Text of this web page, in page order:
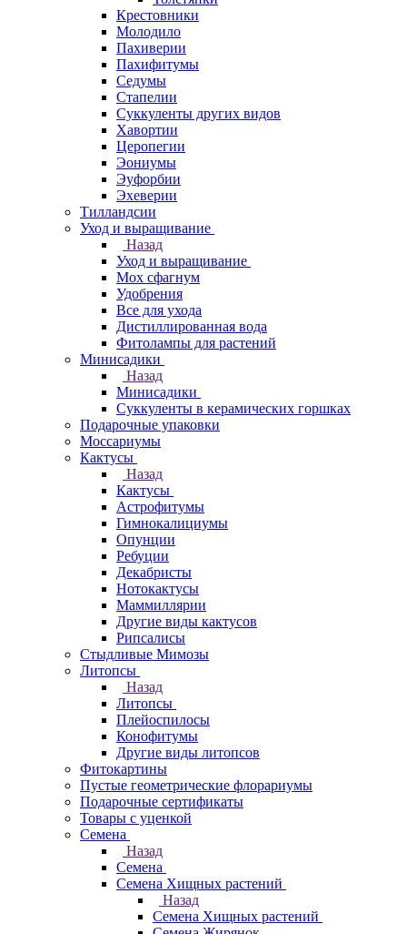
Крестовники
Молодило
Пахиверии
Пахифитумы
Седумы
Стапелии
Суккуленты других видов
Хавортии
Церопегии
Эониумы
Эуфорбии
Эхеверии
Тилландсии
Уход и выращивание
Назад
Уход и выращивание
Мох сфагнум
Удобрения
Все для ухода
Дистиллированная вода
Фитолампы для растений
Минисадики
Назад
Минисадики
Суккуленты в керамических горшках
Подарочные упаковки
Моссариумы
Кактусы
Назад
Кактусы
Астрофитумы
Гимнокалициумы
Опунции
Ребуции
Декабристы
Нотокактусы
Маммиллярии
Другие виды кактусов
Рипсалисы
Стыдливые Мимозы
Литопсы
Назад
Литопсы
Плейоспилосы
Конофитумы
Другие виды литопсов
Фитокартины
Пустые геометрические флорариумы
Подарочные сертификаты
Товары с уценкой
Семена
Назад
Семена
Семена Хищных растений
Назад
Семена Хищных растений